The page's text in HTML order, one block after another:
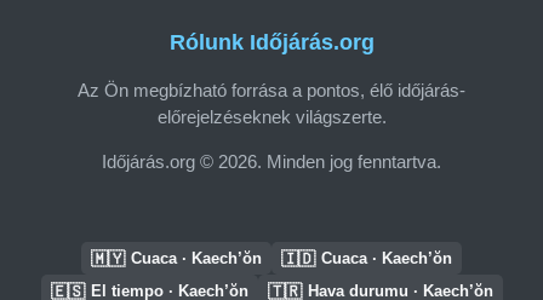
Rólunk Időjárás.org
Az Ön megbízható forrása a pontos, élő időjárás-
előrejelzéseknek világszerte.
Időjárás.org © 2026. Minden jog fenntartva.
🇲🇾 Cuaca · Kaech’ŏn 🇮🇩 Cuaca · Kaech’ŏn
🇪🇸 El tiempo · Kaech’ŏn 🇹🇷 Hava durumu · Kaech’ŏn